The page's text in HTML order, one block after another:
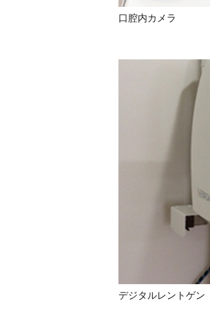
口腔内カメラ
デジタルレントゲン